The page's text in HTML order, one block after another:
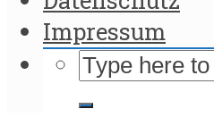
Impressum